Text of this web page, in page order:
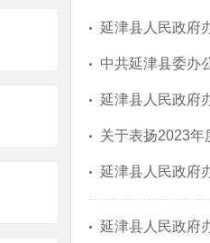
延津县人民政府
中共延津县委办公室
延津县人民政府办公室关于印
关于表扬2023年
延津县人民政府办
延津县人民政府办